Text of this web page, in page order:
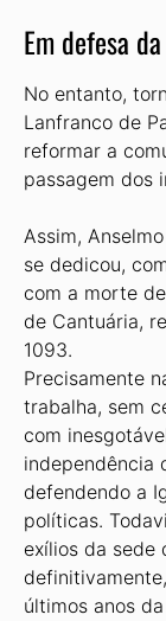
Em defesa
No entanto,
Lanfranco de
reformar a
passagem dos
Assim,
se dedicou,
com a morte
de Cantuária,
1093.
Precisamente
trabalha, sem
com
independência
defendendo a
políticas.
exílios da sede
últimos anos